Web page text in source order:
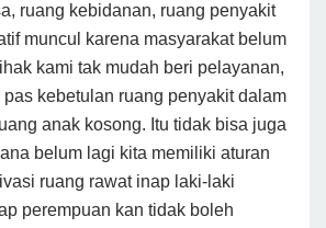
ruang kebidanan, ruang penyakit
muncul karena masyarakat belum
kami tak mudah beri pelayanan,
kebetulan ruang penyakit dalam
anak kosong. Itu tidak bisa juga
belum lagi kita memiliki aturan
ruang rawat inap laki-laki
perempuan kan tidak boleh